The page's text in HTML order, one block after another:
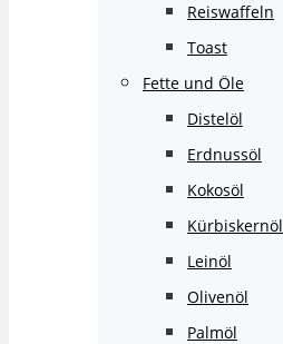
Reiswaffeln
Toast
Fette und Öle
Distelöl
Erdnussöl
Kokosöl
Kürbiskernöl
Leinöl
Olivenöl
Palmöl